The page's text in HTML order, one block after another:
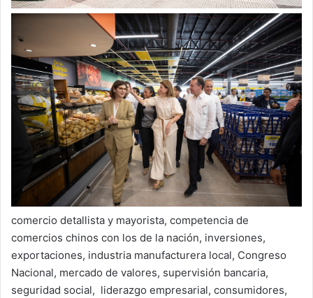
comercio detallista y mayorista, competencia de
comercios chinos con los de la nación, inversiones,
exportaciones, industria manufacturera local, Congreso
Nacional, mercado de valores, supervisión bancaria,
seguridad social, liderazgo empresarial, consumidores,